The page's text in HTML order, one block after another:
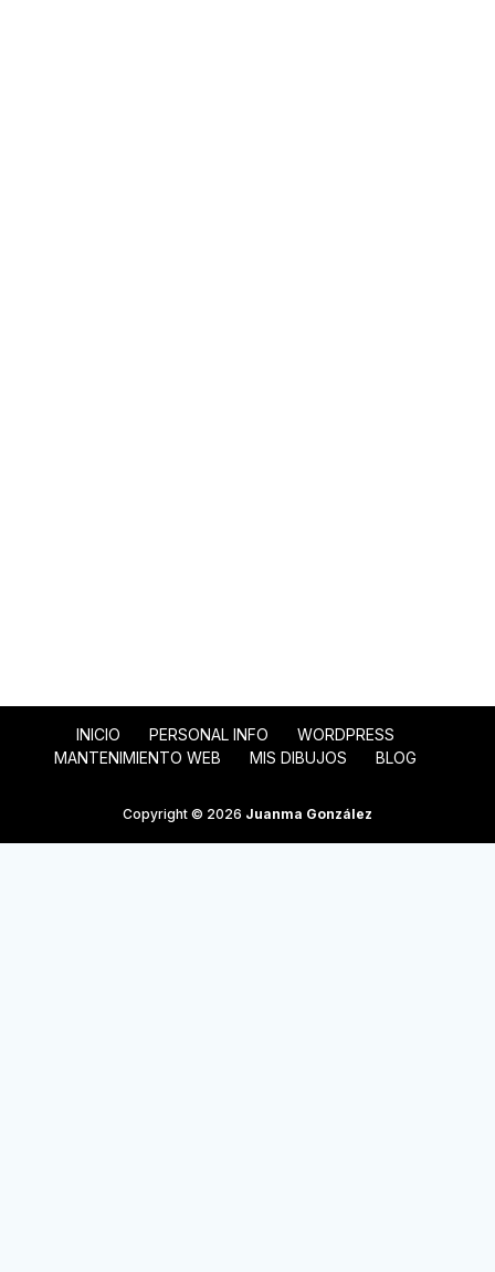
INICIO PERSONAL INFO
WORDPRESS
MANTENIMIENTO WEB
MIS DIBUJOS BLOG
Copyright © 2026 Juanma González